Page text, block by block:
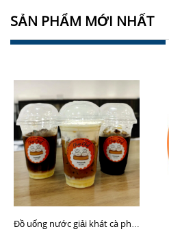
SẢN PHẨM MỚI NHẤT
Đồ uống nước giải khát cà phê sữa hạt Chop Chef